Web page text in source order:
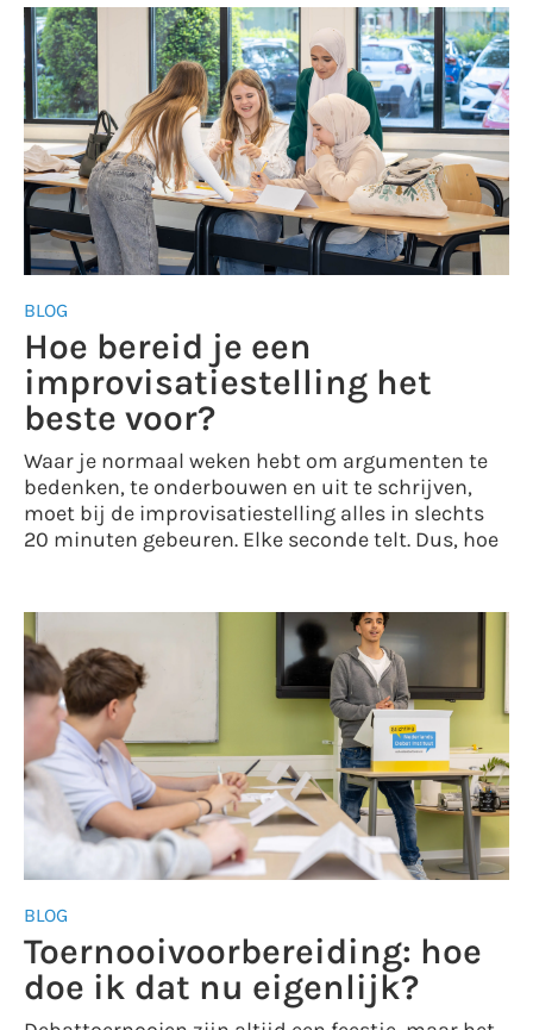
BLOG
Hoe bereid je een
improvisatiestelling het
beste voor?
Waar je normaal weken hebt om argumenten te
bedenken, te onderbouwen en uit te schrijven,
moet bij de improvisatiestelling alles in slechts
20 minuten gebeuren. Elke seconde telt. Dus, hoe
BLOG
Toernooivoorbereiding: hoe
doe ik dat nu eigenlijk?